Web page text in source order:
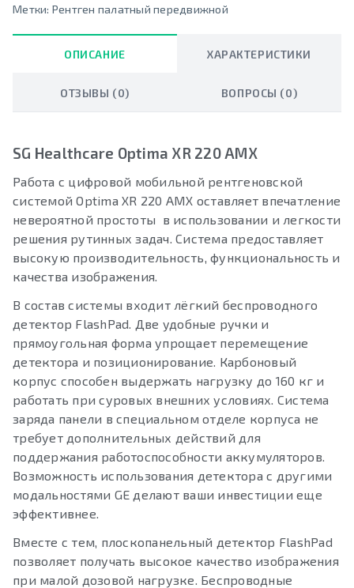
Метки: Рентген палатный передвижной
ОПИСАНИЕ ХАРАКТЕРИСТИКИ
ОТЗЫВЫ (0) ВОПРОСЫ (0)
SG Healthcare Optima XR 220 AMX
Работа с цифровой мобильной рентгеновской
системой Optima XR 220 AMX оставляет впечатление
невероятной простоты в использовании и легкости
решения рутинных задач. Система предоставляет
высокую производительность, функциональность и
качества изображения.
В состав системы входит лёгкий беспроводного
детектор FlashPad. Две удобные ручки и
прямоугольная форма упрощает перемещение
детектора и позиционирование. Карбоновый
корпус способен выдержать нагрузку до 160 кг и
работать при суровых внешних условиях. Система
заряда панели в специальном отделе корпуса не
требует дополнительных действий для
поддержания работоспособности аккумуляторов.
Возможность использования детектора с другими
модальностями GE делают ваши инвестиции еще
эффективнее.
Вместе с тем, плоскопанельный детектор FlashPad
позволяет получать высокое качество изображения
при малой дозовой нагрузке. Беспроводные